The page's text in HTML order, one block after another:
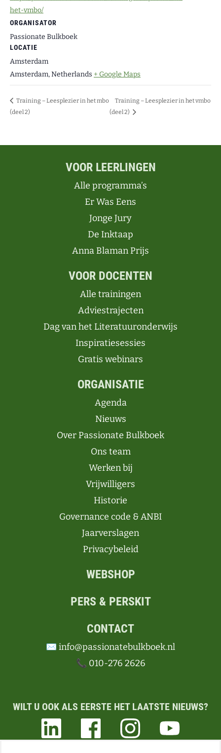
het-vmbo/
LOCATIE
Amsterdam
Amsterdam,Netherlands + Google Maps
ORGANISATOR
Passionate Bulkboek
Training – Leesplezier in het mbo
(deel 2)
Training – Leesplezier in het vmbo
(deel 2)
VOOR LEERLINGEN
Alle programma’s
Er Was Eens
Jonge Jury
De Inktaap
Anna Blaman Prijs
VOOR DOCENTEN
Alle trainingen
Adviestrajecten
Dag van het Literatuuronderwijs
Inspiratiesessies
Gratis webinars
ORGANISATIE
Agenda
Nieuws
Over Passionate Bulkboek
Ons team
Werken bij
Vrijwilligers
Historie
Governance code & ANBI
Jaarverslagen
Privacybeleid
WEBSHOP
PERS & PERSKIT
CONTACT
✉️ info@passionatebulkboek.nl
📞 010-276 2626
WILT U OOK ALS EERSTE HET LAATSTE NIEUWS?